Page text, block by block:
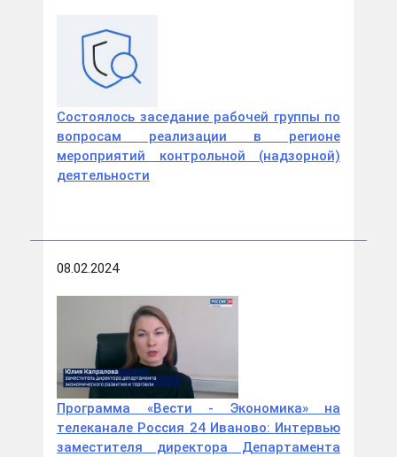
Состоялось заседание рабочей группы по
вопросам реализации в регионе
мероприятий контрольной (надзорной)
деятельности
08.02.2024
Программа «Вести - Экономика» на
телеканале Россия 24 Иваново: Интервью
заместителя директора Департамента